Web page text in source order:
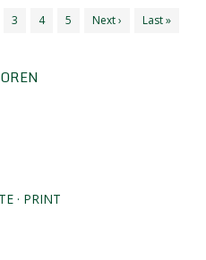
3 4 5 Next › Last »
· PRINT